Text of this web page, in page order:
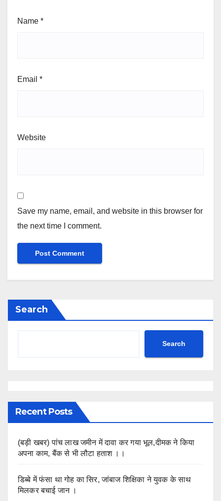
Name *
Email *
Website
Save my name, email, and website in this browser for
the next time I comment.
Search
Search
Recent Posts
(बड़ी खबर) पांच लाख जमीन में दावा कर गया भूल,दीमक ने किया
अपना काम, बैंक से भी लौटा हताश ।।
डिब्बे में फंसा था गोह का सिर, जांबाज शिक्षिका ने युवक के साथ
मिलकर बचाई जान ।